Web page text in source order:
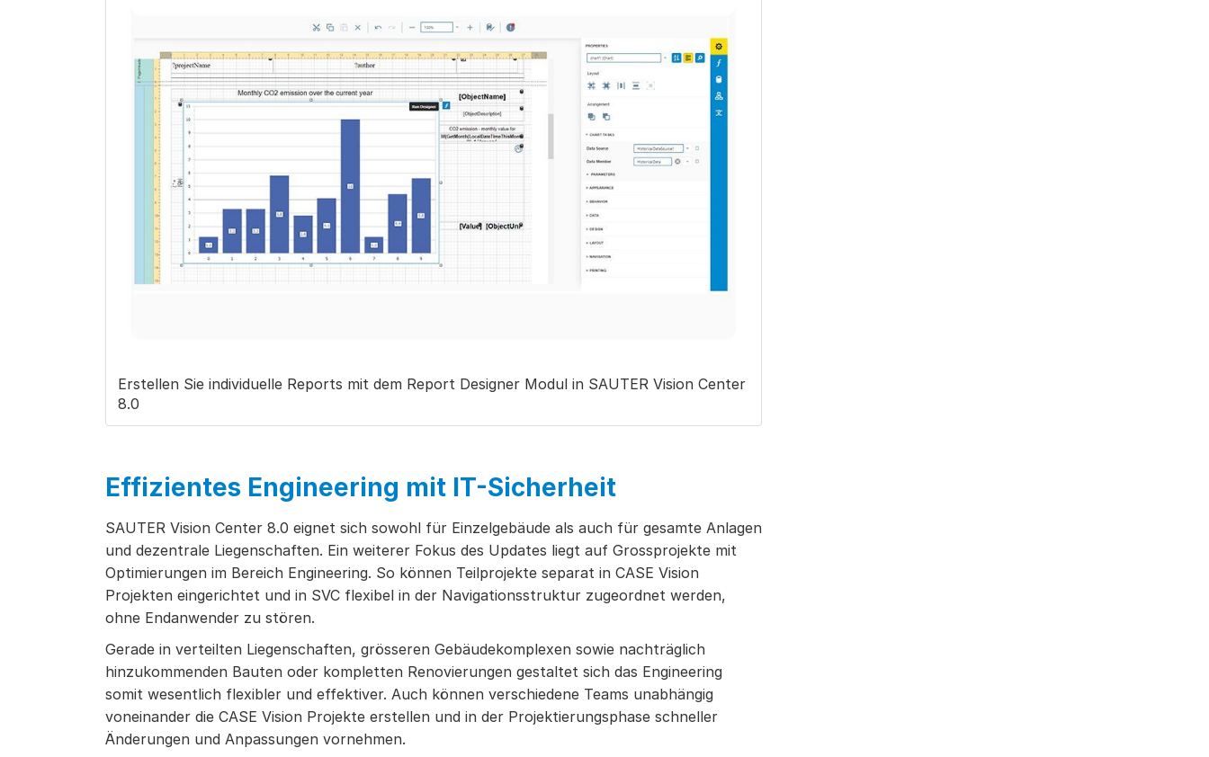
Erstellen Sie individuelle Reports mit dem Report Designer Modul in SAUTER Vision Center
8.0
Effizientes Engineering mit IT-Sicherheit
SAUTER Vision Center 8.0 eignet sich sowohl für Einzelgebäude als auch für gesamte Anlagen
und dezentrale Liegenschaften. Ein weiterer Fokus des Updates liegt auf Grossprojekte mit
Optimierungen im Bereich Engineering. So können Teilprojekte separat in CASE Vision
Projekten eingerichtet und in SVC flexibel in der Navigationsstruktur zugeordnet werden,
ohne Endanwender zu stören.
Gerade in verteilten Liegenschaften, grösseren Gebäudekomplexen sowie nachträglich
hinzukommenden Bauten oder kompletten Renovierungen gestaltet sich das Engineering
somit wesentlich flexibler und effektiver. Auch können verschiedene Teams unabhängig
voneinander die CASE Vision Projekte erstellen und in der Projektierungsphase schneller
Änderungen und Anpassungen vornehmen.